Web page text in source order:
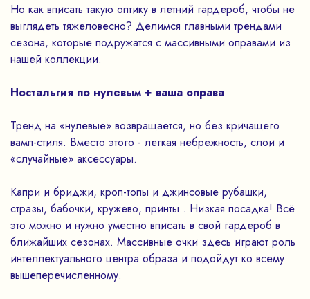
Но как вписать такую оптику в летний гардероб, чтобы не
выглядеть тяжеловесно? Делимся главными трендами
сезона, которые подружатся с массивными оправами из
нашей коллекции.
Ностальгия по нулевым + ваша оправа
Тренд на «нулевые» возвращается, но без кричащего
вамп-стиля. Вместо этого - легкая небрежность, слои и
«случайные» аксессуары.
Капри и бриджи, кроп-топы и джинсовые рубашки,
стразы, бабочки, кружево, принты.. Низкая посадка! Всё
это можно и нужно уместно вписать в свой гардероб в
ближайших сезонах. Массивные очки здесь играют роль
интеллектуального центра образа и подойдут ко всему
вышеперечисленному.